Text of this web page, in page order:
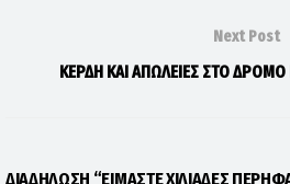
Next Post
ΚΕΡΔΗ ΚΑΙ ΑΠΩΛΕΙΕΣ ΣΤΟ ΔΡΟΜΟ
ΔΙΑΔΗΛΩΣΗ “ΕΙΜΑΣΤΕ ΧΙΛΙΑΔΕΣ